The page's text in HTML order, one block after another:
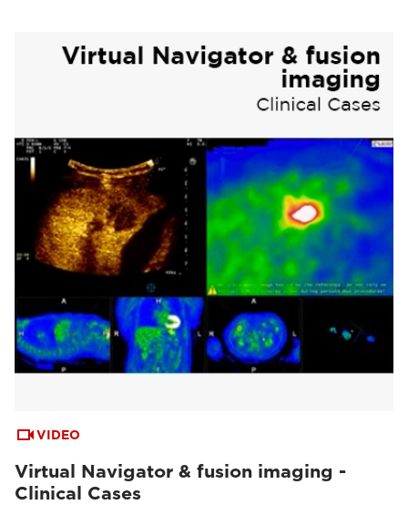
VIDEO
Virtual Navigator & fusion imaging -
Clinical Cases